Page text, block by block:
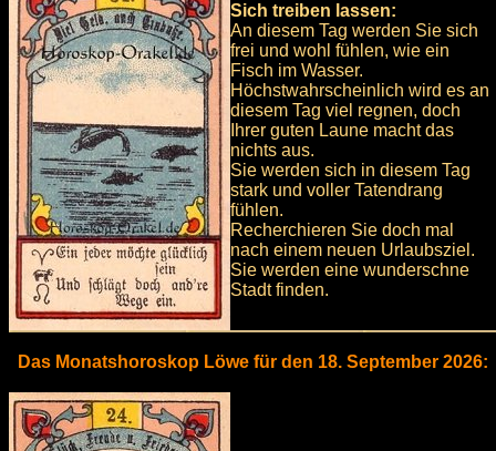
Sich treiben lassen:
An diesem Tag werden Sie sich
frei und wohl fühlen, wie ein
Fisch im Wasser.
Höchstwahrscheinlich wird es an
diesem Tag viel regnen, doch
Ihrer guten Laune macht das
nichts aus.
Sie werden sich in diesem Tag
stark und voller Tatendrang
fühlen.
Recherchieren Sie doch mal
nach einem neuen Urlaubsziel.
Sie werden eine wunderschne
Stadt finden.
Das Monatshoroskop Löwe für den 18. September 2026: